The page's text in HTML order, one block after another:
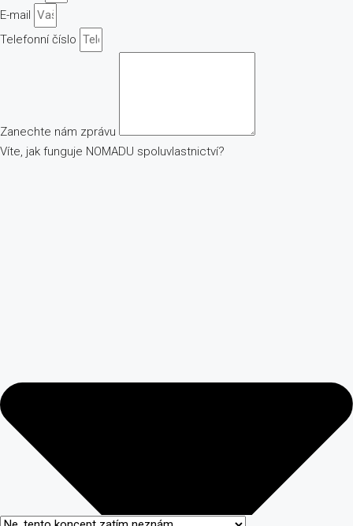
E-mail
Telefonní číslo
Zanechte nám zprávu
Víte, jak funguje NOMADU spoluvlastnictví?